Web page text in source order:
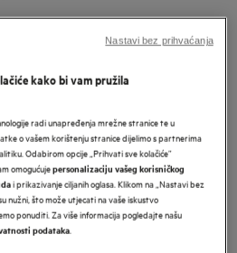
perilica rublja
i 1400 okretaja
kako bi vam pružila
radi unapređenja mrežne stranice te u
o vašem korištenju stranice dijelimo s partnerima
Odabirom opcije „Prihvati sve kolačiće”
omogućujepersonalizaciju vašeg korisničkog
i prikazivanje ciljanih oglasa. Klikom na „Nastavi bez
nužni, što može utjecati na vaše iskustvo
ponuditi. Za više informacija pogledajte našu
podataka.
Nastavi bez prihvaćanja